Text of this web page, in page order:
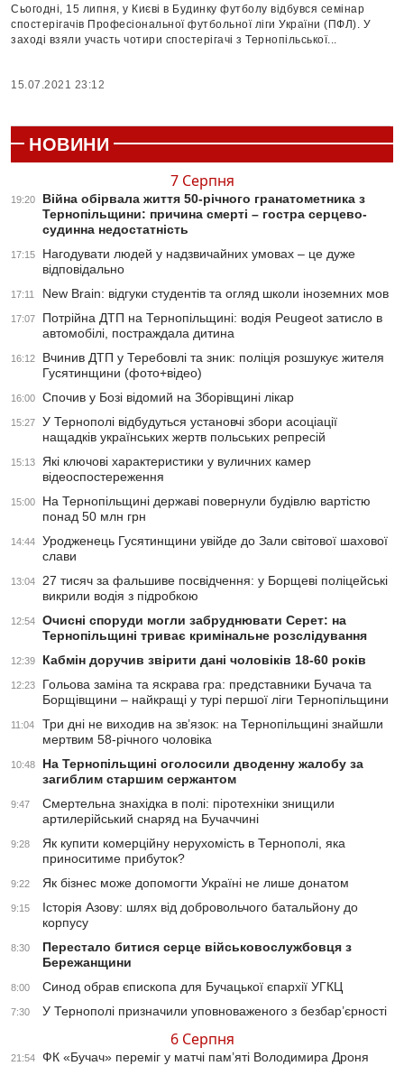
Сьогодні, 15 липня, у Києві в Будинку футболу відбувся семінар
спостерігачів Професіональної футбольної ліги України (ПФЛ). У
заході взяли участь чотири спостерігачі з Тернопільської...
15.07.2021 23:12
НОВИНИ
7 Серпня
19:20
Війна обірвала життя 50-річного гранатометника з
Тернопільщини: причина смерті – гостра серцево-
судинна недостатність
17:15
Нагодувати людей у надзвичайних умовах – це дуже
відповідально
17:11 New Brain: відгуки студентів та огляд школи іноземних мов
17:07
Потрійна ДТП на Тернопільщині: водія Peugeot затисло в
автомобілі, постраждала дитина
16:12
Вчинив ДТП у Теребовлі та зник: поліція розшукує жителя
Гусятинщини (фото+відео)
16:00 Спочив у Бозі відомий на Зборівщині лікар
15:27
У Тернополі відбудуться установчі збори асоціації
нащадків українських жертв польських репресій
15:13
Які ключові характеристики у вуличних камер
відеоспостереження
15:00
На Тернопільщині державі повернули будівлю вартістю
понад 50 млн грн
14:44
Уродженець Гусятинщини увійде до Зали світової шахової
слави
13:04
27 тисяч за фальшиве посвідчення: у Борщеві поліцейські
викрили водія з підробкою
12:54
Очисні споруди могли забруднювати Серет: на
Тернопільщині триває кримінальне розслідування
12:39 Кабмін доручив звірити дані чоловіків 18-60 років
12:23
Гольова заміна та яскрава гра: представники Бучача та
Борщівщини – найкращі у турі першої ліги Тернопільщини
11:04
Три дні не виходив на зв’язок: на Тернопільщині знайшли
мертвим 58-річного чоловіка
10:48
На Тернопільщині оголосили дводенну жалобу за
загиблим старшим сержантом
9:47
Смертельна знахідка в полі: піротехніки знищили
артилерійський снаряд на Бучаччині
9:28
Як купити комерційну нерухомість в Тернополі, яка
приноситиме прибуток?
9:22 Як бізнес може допомогти Україні не лише донатом
9:15
Історія Азову: шлях від добровольчого батальйону до
корпусу
8:30
Перестало битися серце військовослужбовця з
Бережанщини
8:00 Синод обрав єпископа для Бучацької єпархії УГКЦ
7:30 У Тернополі призначили уповноваженого з безбар’єрності
6 Серпня
21:54 ФК «Бучач» переміг у матчі пам’яті Володимира Дроня